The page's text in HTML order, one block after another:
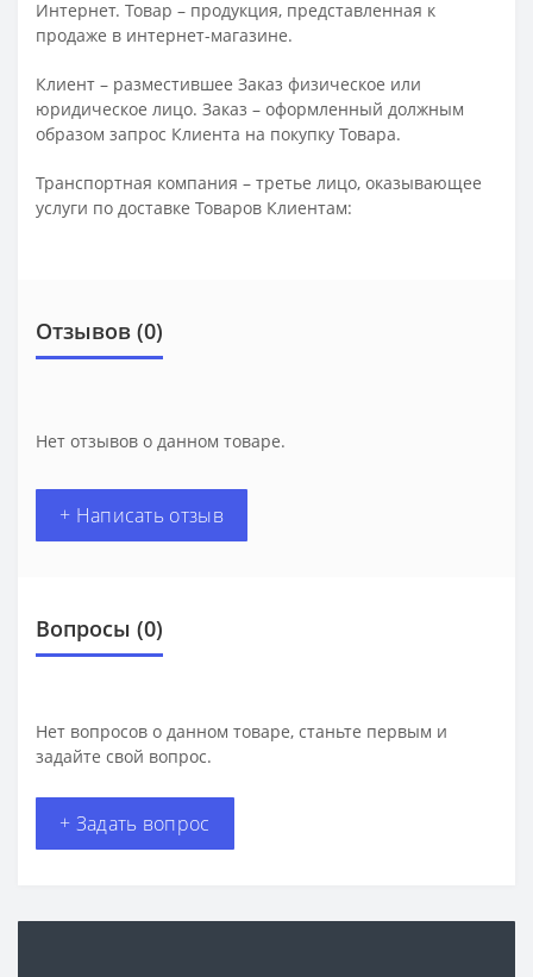
Интернет. Товар – продукция, представленная к
продаже в интернет-магазине.
Клиент – разместившее Заказ физическое или
юридическое лицо. Заказ – оформленный должным
образом запрос Клиента на покупку Товара.
Транспортная компания – третье лицо, оказывающее
услуги по доставке Товаров Клиентам:
Отзывов (0)
Нет отзывов о данном товаре.
+ Написать отзыв
Вопросы (0)
Нет вопросов о данном товаре, станьте первым и
задайте свой вопрос.
+ Задать вопрос